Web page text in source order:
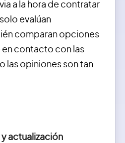
a la hora de contratar
evalúan
comparan opciones
en contacto con las
las opiniones son tan
actualización